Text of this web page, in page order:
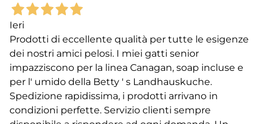
Ieri
Prodotti di eccellente qualità per tutte le esigenze
dei nostri amici pelosi. I miei gatti senior
impazziscono per la linea Canagan, soap incluse e
per l' umido della Betty ' s Landhauskuche.
Spedizione rapidissima, i prodotti arrivano in
condizioni perfette. Servizio clienti sempre